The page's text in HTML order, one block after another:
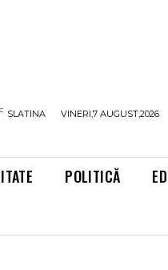
C SLATINA VINERI,7 AUGUST,2026
POLITICĂ